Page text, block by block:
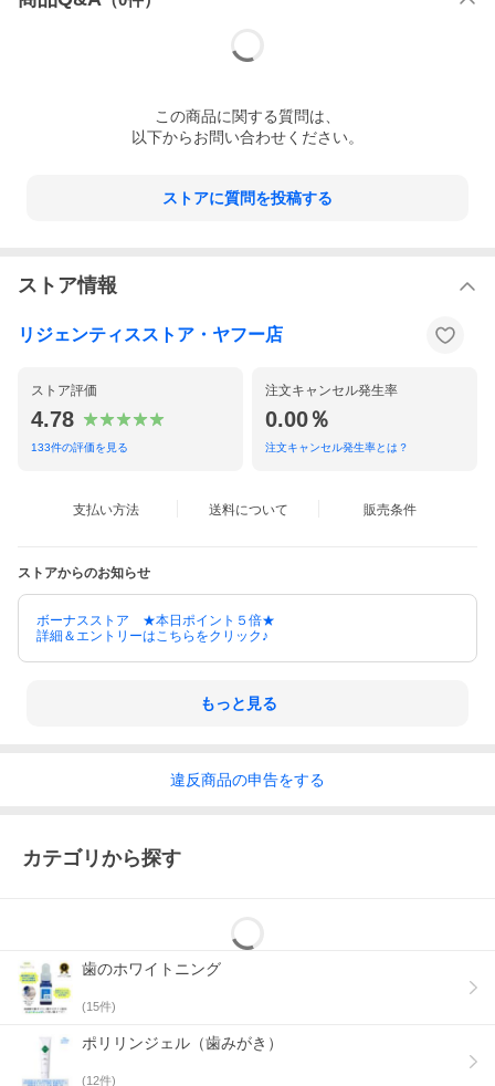
この商品に関する質問は、
以下からお問い合わせください。
ストアに質問を投稿する
ストア情報
リジェンティスストア・ヤフー店
ストア評価
4.78
133件の評価を見る
注文キャンセル発生率
0.00％
注文キャンセル発生率とは？
支払い方法 送料について 販売条件
ストアからのお知らせ
ボーナスストア ★本日ポイント５倍★
詳細＆エントリーはこちらをクリック♪
もっと見る
違反商品の申告をする
カテゴリから探す
歯のホワイトニング
(15件)
ポリリンジェル（歯みがき）
(12件)